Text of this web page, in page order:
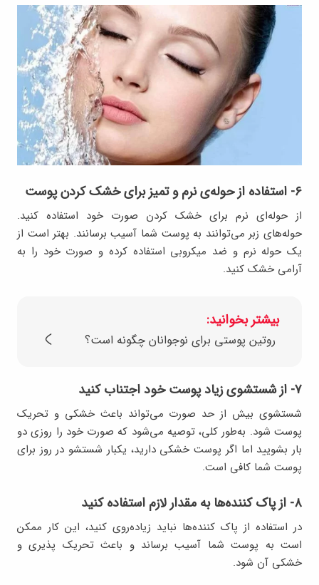
۶- استفاده از حوله‌ی نرم و تمیز برای خشک کردن پوست
از حوله‌ای نرم برای خشک کردن صورت خود استفاده کنید.
حوله‌های زبر می‌توانند به پوست شما آسیب برسانند. بهتر است از
یک حوله نرم و ضد میکروبی استفاده کرده و صورت خود را به
آرامی خشک کنید.
بیشتر بخوانید:
روتین پوستی برای نوجوانان چگونه است؟
۷- از شستشوی زیاد پوست خود اجتناب کنید
شستشوی بیش از حد صورت می‌تواند باعث خشکی و تحریک
پوست شود. به‌طور کلی، توصیه می‌شود که صورت خود را روزی دو
بار بشویید اما اگر پوست خشکی دارید، یکبار شستشو در روز برای
پوست شما کافی است.
۸- از پاک کننده‌ها به مقدار لازم استفاده کنید
در استفاده از پاک کننده‌ها نباید زیاده‌روی کنید، این کار ممکن
است به پوست شما آسیب برساند و باعث تحریک پذیری و
خشکی آن شود.